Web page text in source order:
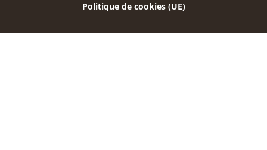
Politique de cookies (UE)